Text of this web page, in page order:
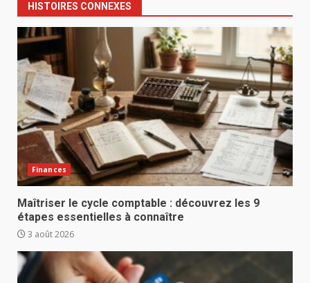
HISTOIRES CONNEXES
Finances
Maîtriser le cycle comptable : découvrez les 9
étapes essentielles à connaître
3 août 2026